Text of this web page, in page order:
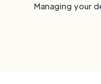
Managing your